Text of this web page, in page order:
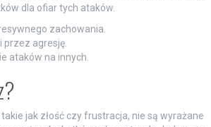
dla ofiar tych ataków.
zachowania.
przez agresję.
ataków na innych.
jak złość czy frustracja, nie są wyrażane